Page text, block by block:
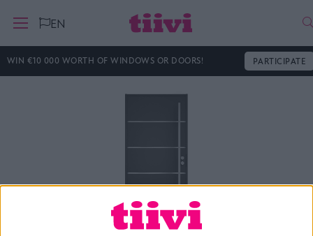
EN
WIN €10 000 WORTH OF WINDOWS OR DOORS! PARTICIPATE